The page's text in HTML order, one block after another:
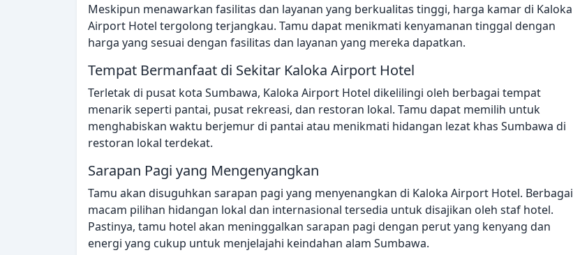
Meskipun menawarkan fasilitas dan layanan yang berkualitas tinggi, harga kamar di Kaloka
Airport Hotel tergolong terjangkau. Tamu dapat menikmati kenyamanan tinggal dengan
harga yang sesuai dengan fasilitas dan layanan yang mereka dapatkan.
Tempat Bermanfaat di Sekitar Kaloka Airport Hotel
Terletak di pusat kota Sumbawa, Kaloka Airport Hotel dikelilingi oleh berbagai tempat
menarik seperti pantai, pusat rekreasi, dan restoran lokal. Tamu dapat memilih untuk
menghabiskan waktu berjemur di pantai atau menikmati hidangan lezat khas Sumbawa di
restoran lokal terdekat.
Sarapan Pagi yang Mengenyangkan
Tamu akan disuguhkan sarapan pagi yang menyenangkan di Kaloka Airport Hotel. Berbagai
macam pilihan hidangan lokal dan internasional tersedia untuk disajikan oleh staf hotel.
Pastinya, tamu hotel akan meninggalkan sarapan pagi dengan perut yang kenyang dan
energi yang cukup untuk menjelajahi keindahan alam Sumbawa.